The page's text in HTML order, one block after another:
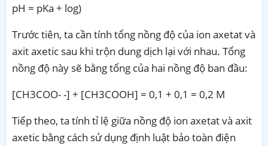
pH = pKa + log)
Trước tiên, ta cần tính tổng nồng độ của ion axetat và
axit axetic sau khi trộn dung dịch lại với nhau. Tổng
nồng độ này sẽ bằng tổng của hai nồng độ ban đầu:
[CH3COO- -] + [CH3COOH] = 0,1 + 0,1 = 0,2 M
Tiếp theo, ta tính tỉ lệ giữa nồng độ ion axetat và axit
axetic bằng cách sử dụng định luật bảo toàn điện